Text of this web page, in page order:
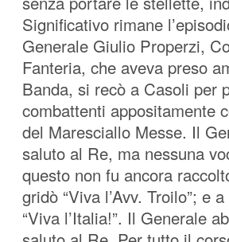
Significativo rimane
Generale Giulio Properzi,
Fanteria, che aveva preso
Banda, si recò a Casoli per
combattenti appositamente
del Maresciallo Messe. Il
saluto al Re, ma nessuna
questo non fu ancora
gridò “Viva l’Avv. Troilo”; e
“Viva l’Italia!”. Il Generale